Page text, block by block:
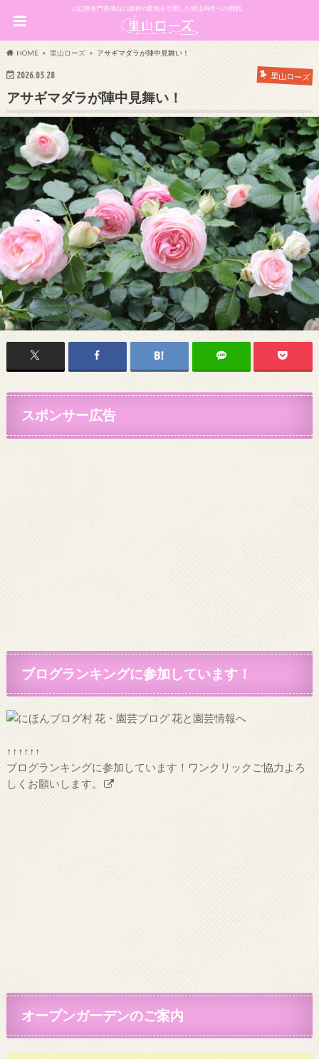
山口県長門市俵山の森林や農地を活用した里山再生への挑戦。
HOME 里山ローズ アサギマダラが陣中見舞い！
2026.05.28 里山ローズ
アサギマダラが陣中見舞い！
スポンサー広告
ブログランキングに参加しています！
↑↑↑↑↑↑
ブログランキングに参加しています！ワンクリックご協力よろ
しくお願いします。
オープンガーデンのご案内